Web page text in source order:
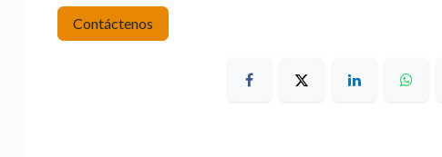
Contáctenos